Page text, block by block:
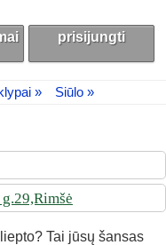
prisijungti
» Siūlo »
Tai jūsų šansas